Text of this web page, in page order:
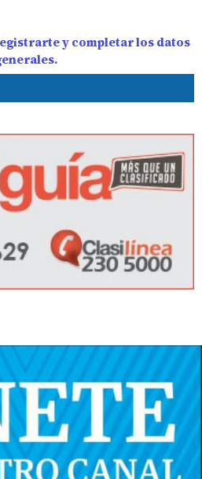
y completar los datos